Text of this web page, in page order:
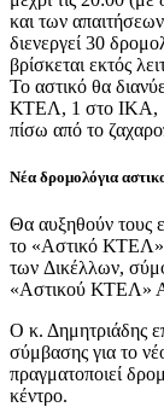
και των
διενεργεί 30
βρίσκεται εκτός
Το αστικό θα
ΚΤΕΛ, 1 στο ΙΚΑ,
πίσω από το
Νέα δρομολόγια
Θα αυξηθούν τους
το «Αστικό ΚΤΕΛ»
των Δικέλλων,
«Αστικού ΚΤΕΛ»
Ο κ. Δημητριάδης
σύμβασης για το
πραγματοποιεί
κέντρο.